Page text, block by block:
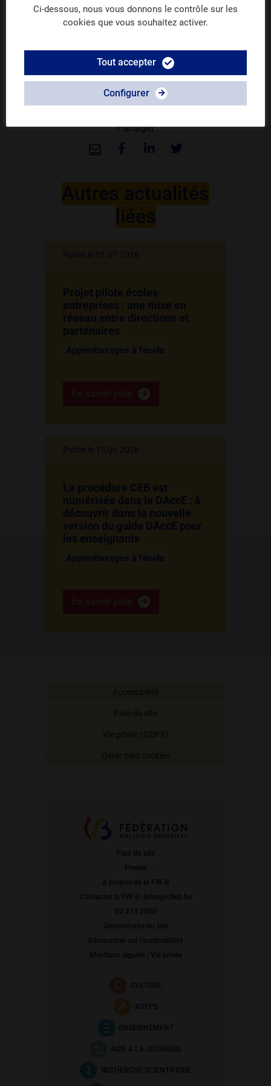
avec l’outil et ses différents volets. Le
guide contient aussi des liens vers des
helpdesks des services de
l’Administration.
Consultez le guideen version PDF
Partager
Autres actualités
liées
Publié le 01.07.2026
Projet pilote écoles-
entreprises : une mise en
réseau entre directions et
partenaires
Apprentissages à l'école
Publié le 15.06.2026
La procédure CEB est
numérisée dans le DAccE : à
découvrir dans la nouvelle
version du guide DAccE pour
les enseignants
Apprentissages à l'école
Accessibilité
Plan du site
Vie privée (GDPR)
Gérer mes cookies
Ci-dessous, nous vous donnons le contrôle sur les
cookies que vous souhaitez activer.
Tout accepter
Configurer